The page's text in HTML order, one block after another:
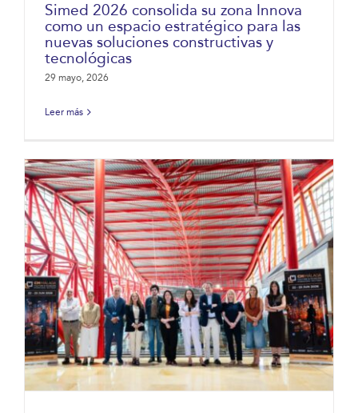
Simed 2026 consolida su zona Innova
como un espacio estratégico para las
nuevas soluciones constructivas y
tecnológicas
29 mayo, 2026
Leer más